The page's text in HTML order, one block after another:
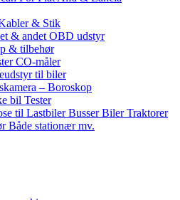
& Stik
& andet OBD udstyr
& tilbehør
CO-måler
til biler
– Boroskop
bil Tester
til Lastbiler Busser Biler Traktorer
Både stationær mv.